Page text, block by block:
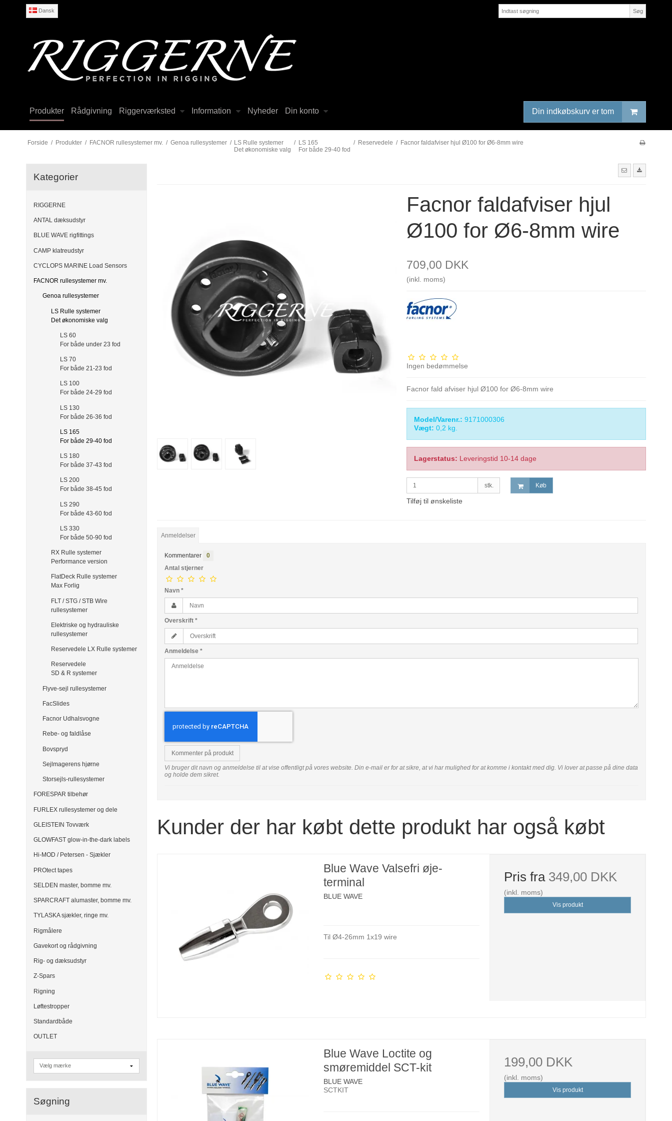
Dansk Søg
Produkter Rådgivning Riggerværksted Information Nyheder Din konto Din indkøbskurv er tom
Forside / Produkter / FACNOR rullesystemer mv. / Genoa rullesystemer / LS Rulle systemer
Det økonomiske valg
/ LS 165
For både 29-40 fod
/ Reservedele / Facnor faldafviser hjul Ø100 for Ø6-8mm wire
Kategorier
RIGGERNE
ANTAL dæksudstyr
BLUE WAVE rigfittings
CAMP klatreudstyr
CYCLOPS MARINE Load Sensors
FACNOR rullesystemer mv.
Genoa rullesystemer
LS Rulle systemer
Det økonomiske valg
LS 60
For både under 23 fod
LS 70
For både 21-23 fod
LS 100
For både 24-29 fod
LS 130
For både 26-36 fod
LS 165
For både 29-40 fod
LS 180
For både 37-43 fod
LS 200
For både 38-45 fod
LS 290
For både 43-60 fod
LS 330
For både 50-90 fod
RX Rulle systemer
Performance version
FlatDeck Rulle systemer
Max Forlig
FLT / STG / STB Wire
rullesystemer
Elektriske og hydrauliske
rullesystemer
Reservedele LX Rulle systemer
Reservedele
SD & R systemer
Flyve-sejl rullesystemer
FacSlides
Facnor Udhalsvogne
Rebe- og faldlåse
Bovspryd
Sejlmagerens hjørne
Storsejls-rullesystemer
FORESPAR tilbehør
FURLEX rullesystemer og dele
GLEISTEIN Tovværk
GLOWFAST glow-in-the-dark labels
Hi-MOD / Petersen - Sjækler
PROtect tapes
SELDEN master, bomme mv.
SPARCRAFT alumaster, bomme mv.
TYLASKA sjækler, ringe mv.
Rigmålere
Gavekort og rådgivning
Rig- og dæksudstyr
Z-Spars
Rigning
Løftestropper
Standardbåde
OUTLET
Søgning
Facnor faldafviser hjul
Ø100 for Ø6-8mm wire
709,00 DKK
(inkl. moms)
Ingen bedømmelse
Facnor fald afviser hjul Ø100 for Ø6-8mm wire
Model/Varenr.: 9171000306
Vægt: 0,2 kg.
Lagerstatus: Leveringstid 10-14 dage
stk. Køb
Tilføj til ønskeliste
Anmeldelser
Kommentarer
0
Antal stjerner
Navn*
Overskrift*
Anmeldelse*
Kommenter på produkt
Vi bruger dit navn og anmeldelse til at vise offentligt på vores website. Din e-mail er for at sikre, at vi har mulighed for at komme i kontakt med dig. Vi lover at passe på dine data
og holde dem sikret.
Kunder der har købt dette produkt har også købt
Blue Wave Valsefri øje-
terminal
BLUE WAVE
Til Ø4-26mm 1x19 wire
Pris fra 349,00 DKK
(inkl. moms)
Vis produkt
Blue Wave Loctite og
smøremiddel SCT-kit
BLUE WAVE
SCTKIT
199,00 DKK
(inkl. moms)
Vis produkt